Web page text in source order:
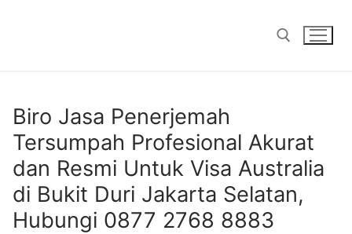
Biro Jasa Penerjemah
Tersumpah Profesional Akurat
dan Resmi Untuk Visa Australia
di Bukit Duri Jakarta Selatan,
Hubungi 0877 2768 8883